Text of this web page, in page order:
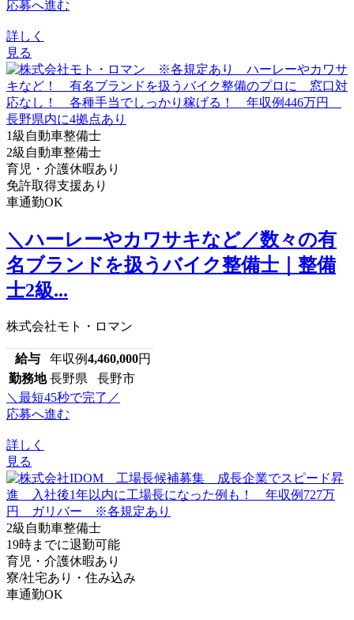
応募へ進む
詳しく
見る
1級自動車整備士
2級自動車整備士
育児・介護休暇あり
免許取得支援あり
車通勤OK
＼ハーレーやカワサキなど／数々の有
名ブランドを扱うバイク整備士｜整備
士2級...
株式会社モト・ロマン
給与 年収例4,460,000円
勤務地 長野県 長野市
＼最短45秒で完了／
応募へ進む
詳しく
見る
2級自動車整備士
19時までに退勤可能
育児・介護休暇あり
寮/社宅あり・住み込み
車通勤OK